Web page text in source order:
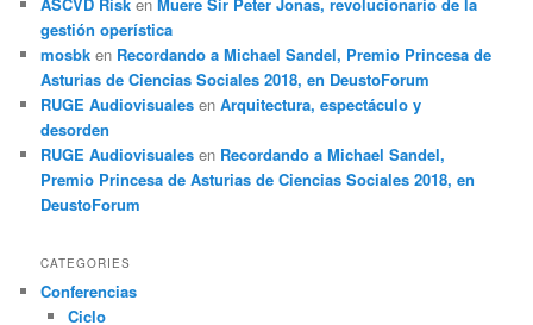
gestión operística
mosbk en Recordando a Michael Sandel, Premio Princesa de
Asturias de Ciencias Sociales 2018, en DeustoForum
RUGE Audiovisuales enArquitectura, espectáculo y
desorden
RUGE Audiovisuales en Recordando a Michael Sandel,
Premio Princesa de Asturias de Ciencias Sociales 2018, en
DeustoForum
CATEGORIES
Conferencias
Ciclo